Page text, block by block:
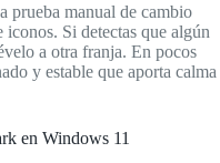
prueba manual de cambio
Si detectas que algún
a otra franja. En pocos
y estable que aporta calma
en Windows 11